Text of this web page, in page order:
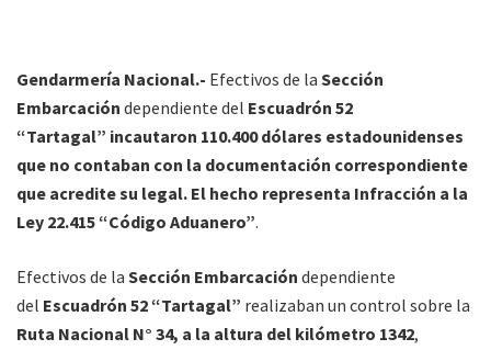
Gendarmería Nacional.- Efectivos de la Sección
Embarcación dependiente del Escuadrón 52
“Tartagal” incautaron 110.400 dólares estadounidenses
que no contaban con la documentación correspondiente
que acredite su legal. El hecho representa Infracción a la
Ley 22.415 “Código Aduanero”.
Efectivos de la Sección Embarcación dependiente
del Escuadrón 52 “Tartagal” realizaban un control sobre la
Ruta Nacional N° 34, a la altura del kilómetro 1342,